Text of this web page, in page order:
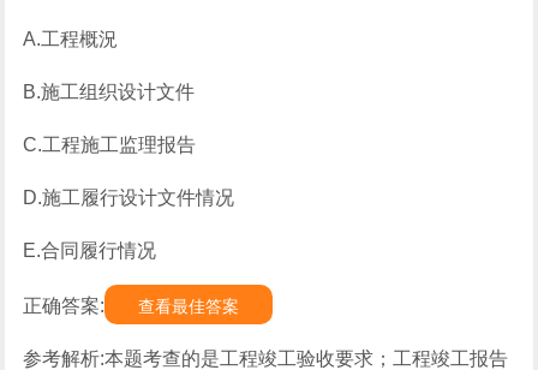
A.工程概況
B.施工组织设计文件
C.工程施工监理报告
D.施工履行设计文件情况
E.合同履行情况
正确答案: 查看最佳答案
参考解析:本题考查的是工程竣工验收要求；工程竣工报告